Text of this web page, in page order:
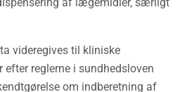
videregives til kliniske
efter reglerne i sundhedsloven
om indberetning af